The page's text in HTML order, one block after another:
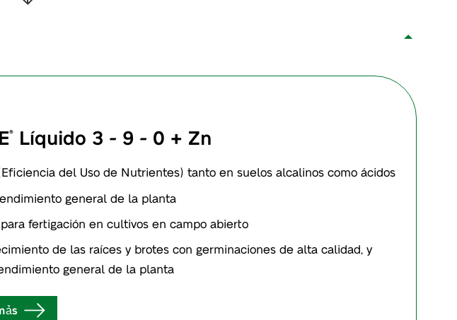
® Líquido 3 - 9 - 0 + Zn
del Uso de Nutrientes) tanto en suelos alcalinos como ácidos
general de la planta
fertigación en cultivos en campo abierto
de las raíces y brotes con germinaciones de alta calidad, y
general de la planta